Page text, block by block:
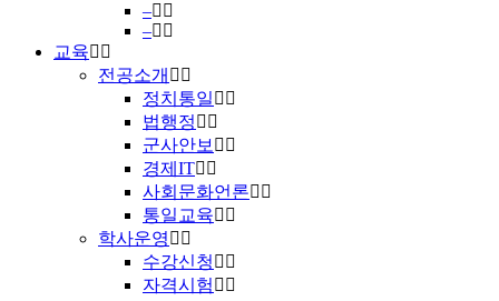
–
–
교육
전공소개
정치통일
법행정
군사안보
경제IT
사회문화언론
통일교육
학사운영
수강신청
자격시험